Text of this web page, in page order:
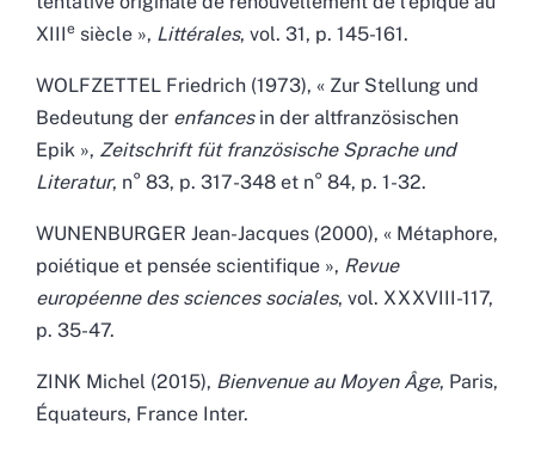
XIIIe siècle », Littérales, vol. 31, p. 145-161.
WOLFZETTEL Friedrich (1973), « Zur Stellung und
Bedeutung der enfancesin der altfranzösischen
Epik », Zeitschrift füt französische Sprache und
Literatur, n° 83, p. 317-348 et n° 84, p. 1-32.
WUNENBURGER Jean-Jacques (2000), « Métaphore,
poiétique et pensée scientifique », Revue
européenne des sciences sociales, vol. XXXVIII-117,
p. 35-47.
ZINK Michel (2015), Bienvenue au Moyen Âge, Paris,
Équateurs, France Inter.